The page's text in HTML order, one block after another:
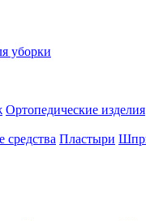
уборки
Ортопедические изделия
средства Пластыри